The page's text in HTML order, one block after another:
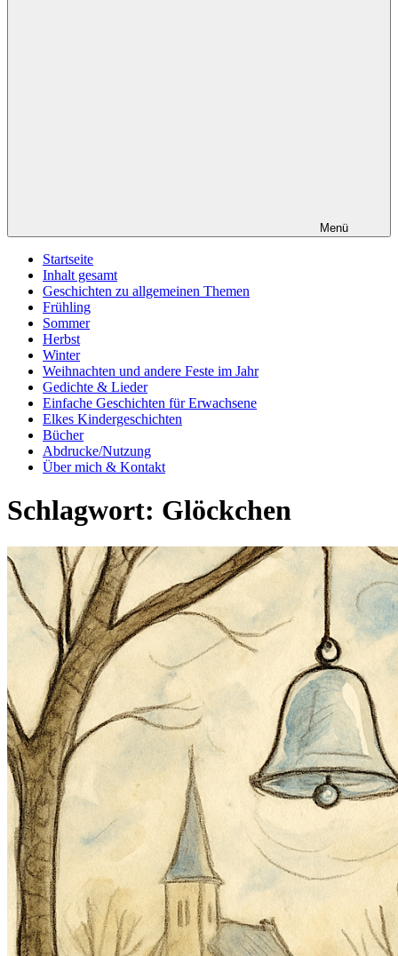
Menü
Startseite
Inhalt gesamt
Geschichten zu allgemeinen Themen
Frühling
Sommer
Herbst
Winter
Weihnachten und andere Feste im Jahr
Gedichte & Lieder
Einfache Geschichten für Erwachsene
Elkes Kindergeschichten
Bücher
Abdrucke/Nutzung
Über mich & Kontakt
Schlagwort: Glöckchen